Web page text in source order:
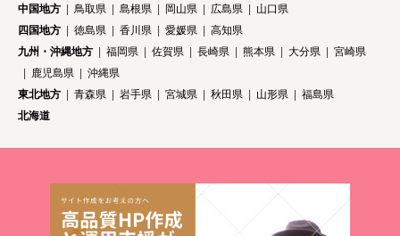
中国地方
鳥取県 島根県 岡山県 広島県
山口県
四国地方
徳島県 香川県 愛媛県
高知県
九州・沖縄地方
福岡県 佐賀県 長崎県 熊本県 大分県
宮崎県
鹿児島県
沖縄県
東北地方
青森県 岩手県 宮城県 秋田県 山形県
福島県
北海道